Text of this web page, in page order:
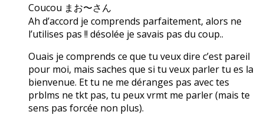
Coucou まお〜さん
Ah d’accord je comprends parfaitement, alors ne
l’utilises pas !! désolée je savais pas du coup..
Ouais je comprends ce que tu veux dire c’est pareil
pour moi, mais saches que si tu veux parler tu es la
bienvenue. Et tu ne me déranges pas avec tes
prblms ne tkt pas, tu peux vrmt me parler (mais te
sens pas forcée non plus).